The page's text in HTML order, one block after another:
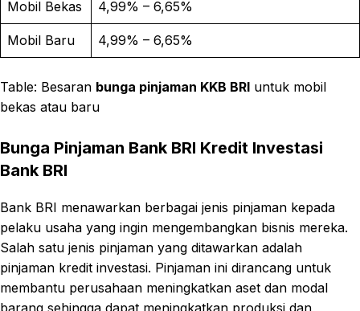
Mobil Bekas 4,99% – 6,65%
Mobil Baru 4,99% – 6,65%
Table: Besaran bunga pinjaman KKB BRI untuk mobil
bekas atau baru
Bunga Pinjaman Bank BRI Kredit Investasi
Bank BRI
Bank BRI menawarkan berbagai jenis pinjaman kepada
pelaku usaha yang ingin mengembangkan bisnis mereka.
Salah satu jenis pinjaman yang ditawarkan adalah
pinjaman kredit investasi. Pinjaman ini dirancang untuk
membantu perusahaan meningkatkan aset dan modal
barang sehingga dapat meningkatkan produksi dan